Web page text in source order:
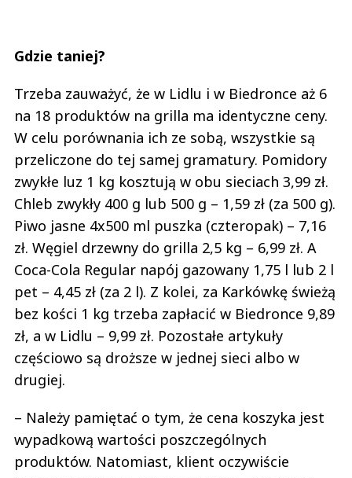
Gdzie taniej?
Trzeba zauważyć, że w Lidlu i w Biedronce aż 6
na 18 produktów na grilla ma identyczne ceny.
W celu porównania ich ze sobą, wszystkie są
przeliczone do tej samej gramatury. Pomidory
zwykłe luz 1 kg kosztują w obu sieciach 3,99 zł.
Chleb zwykły 400 g lub 500 g – 1,59 zł (za 500 g).
Piwo jasne 4x500 ml puszka (czteropak) – 7,16
zł. Węgiel drzewny do grilla 2,5 kg – 6,99 zł. A
Coca-Cola Regular napój gazowany 1,75 l lub 2 l
pet – 4,45 zł (za 2 l). Z kolei, za Karkówkę świeżą
bez kości 1 kg trzeba zapłacić w Biedronce 9,89
zł, a w Lidlu – 9,99 zł. Pozostałe artykuły
częściowo są droższe w jednej sieci albo w
drugiej.
– Należy pamiętać o tym, że cena koszyka jest
wypadkową wartości poszczególnych
produktów. Natomiast, klient oczywiście